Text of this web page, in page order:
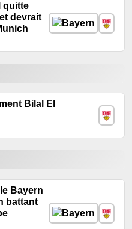
quitte
devrait
Bilal El
Bayern
battant